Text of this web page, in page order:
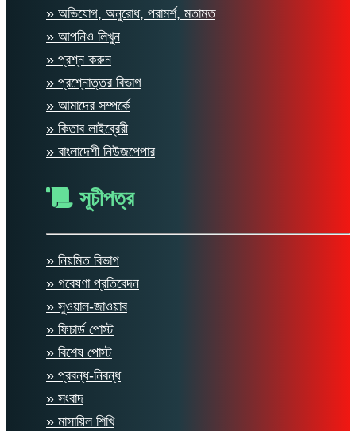
» অভিযোগ, অনুরোধ, পরামর্শ, মতামত
» আপনিও লিখুন
» প্রশ্ন করুন
» প্রশ্নোত্তর বিভাগ
» আমাদের সম্পর্কে
» কিতাব লাইব্রেরী
» বাংলাদেশী নিউজপেপার
সূচীপত্র
» নিয়মিত বিভাগ
» গবেষণা প্রতিবেদন
» সুওয়াল-জাওয়াব
» ফিচার্ড পোস্ট
» বিশেষ পোস্ট
» প্রবন্ধ-নিবন্ধ
» সংবাদ
» মাসায়িল শিখি